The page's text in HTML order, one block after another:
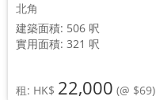
北角
建築面積: 506 呎
實用面積: 321 呎
租: HK$ 22,000 (@ $69)